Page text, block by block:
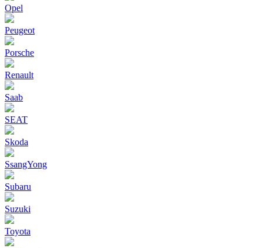
Opel
Peugeot
Porsche
Renault
Saab
SEAT
Skoda
SsangYong
Subaru
Suzuki
Toyota